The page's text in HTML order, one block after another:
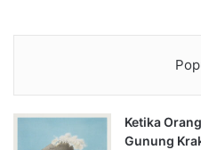
Ketika
Gunung